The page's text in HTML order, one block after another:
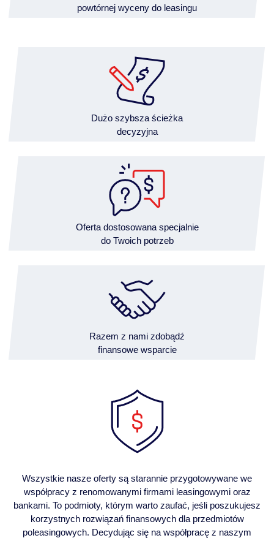
powtórnej wyceny do leasingu
Dużo szybsza ścieżka
decyzyjna
Oferta dostosowana specjalnie
do Twoich potrzeb
Razem z nami zdobądź
finansowe wsparcie
Wszystkie nasze oferty są starannie przygotowywane we
współpracy z renomowanymi firmami leasingowymi oraz
bankami. To podmioty, którym warto zaufać, jeśli poszukujesz
korzystnych rozwiązań finansowych dla przedmiotów
poleasingowych. Decydując się na współpracę z naszym